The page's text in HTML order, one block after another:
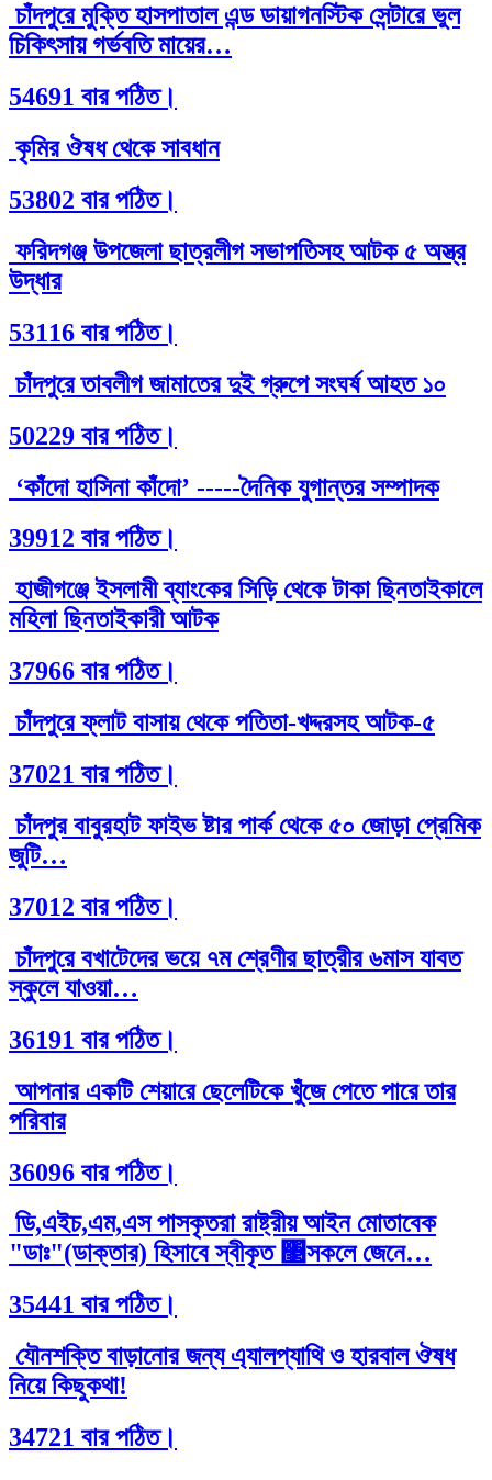
চাঁদপুরে মুক্তি হাসপাতাল এন্ড ডায়াগনস্টিক সেন্টারে ভুল
চিকিৎসায় গর্ভবতি মায়ের…
54691 বার পঠিত।
কৃমির ঔষধ থেকে সাবধান
53802 বার পঠিত।
ফরিদগঞ্জ উপজেলা ছাত্রলীগ সভাপতিসহ আটক ৫ অস্ত্র
উদ্ধার
53116 বার পঠিত।
চাঁদপুরে তাবলীগ জামাতের দুই গ্রুপে সংঘর্ষ আহত ১০
50229 বার পঠিত।
‘কাঁদো হাসিনা কাঁদো’ -----দৈনিক যুগান্তর সম্পাদক
39912 বার পঠিত।
হাজীগঞ্জে ইসলামী ব্যাংকের সিড়ি থেকে টাকা ছিনতাইকালে
মহিলা ছিনতাইকারী আটক
37966 বার পঠিত।
চাঁদপুরে ফ্লাট বাসায় থেকে পতিতা-খদ্দরসহ আটক-৫
37021 বার পঠিত।
চাঁদপুর বাবুরহাট ফাইভ ষ্টার পার্ক থেকে ৫০ জোড়া প্রেমিক
জুটি…
37012 বার পঠিত।
চাঁদপুরে বখাটেদের ভয়ে ৭ম শ্রেণীর ছাত্রীর ৬মাস যাবত
স্কুলে যাওয়া…
36191 বার পঠিত।
আপনার একটি শেয়ারে ছেলেটিকে খুঁজে পেতে পারে তার
পরিবার
36096 বার পঠিত।
ডি,এইচ,এম,এস পাসকৃতরা রাষ্ট্রীয় আইন মোতাবেক
"ডাঃ"(ডাক্তার) হিসাবে স্বীকৃত ঳সকলে জেনে…
35441 বার পঠিত।
যৌনশক্তি বাড়ানোর জন্য এ্যালপ্যাথি ও হারবাল ঔষধ
নিয়ে কিছুকথা!
34721 বার পঠিত।